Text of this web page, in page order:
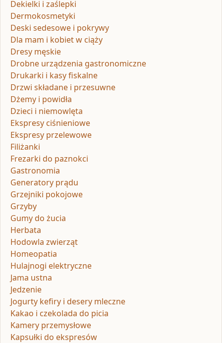
Dekielki i zaślepki
Dermokosmetyki
Deski sedesowe i pokrywy
Dla mam i kobiet w ciąży
Dresy męskie
Drobne urządzenia gastronomiczne
Drukarki i kasy fiskalne
Drzwi składane i przesuwne
Dżemy i powidła
Dzieci i niemowlęta
Ekspresy ciśnieniowe
Ekspresy przelewowe
Filiżanki
Frezarki do paznokci
Gastronomia
Generatory prądu
Grzejniki pokojowe
Grzyby
Gumy do żucia
Herbata
Hodowla zwierząt
Homeopatia
Hulajnogi elektryczne
Jama ustna
Jedzenie
Jogurty kefiry i desery mleczne
Kakao i czekolada do picia
Kamery przemysłowe
Kapsułki do ekspresów